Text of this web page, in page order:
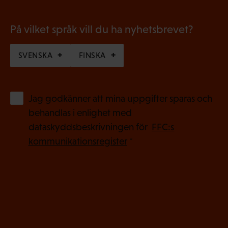
)
På vilket språk vill du ha nyhetsbrevet?
SVENSKA FINSKA
Jag godkänner att mina uppgifter sparas och
behandlas i enlighet med
dataskyddsbeskrivningen för FFC:s
kommunikationsregister*